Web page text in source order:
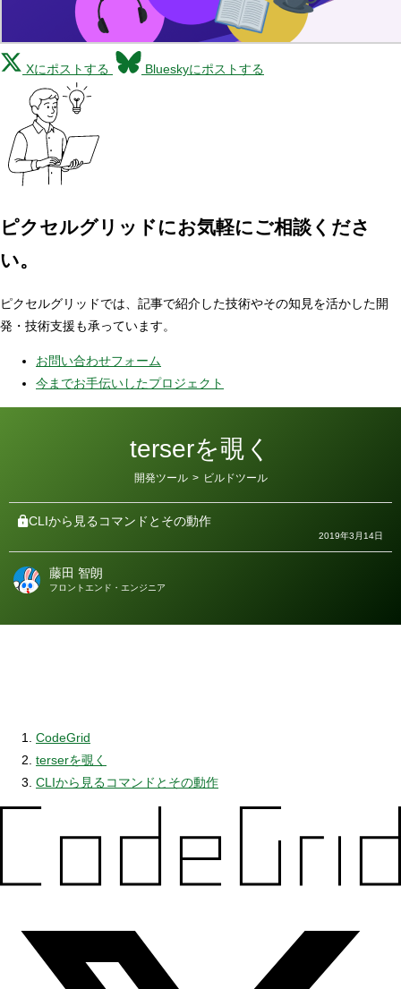
Xにポストする Blueskyにポストする
ピクセルグリッドにお気軽にご相談くださ
い。
ピクセルグリッドでは、記事で紹介した技術やその知見を活かした開
発・技術支援も承っています。
お問い合わせフォーム
今までお手伝いしたプロジェクト
terserを覗く
カ
ゴ
リ
ー
開発ツール > ビルドツール
CLIから見るコマンドとその動作
2019年3月14日
著
藤田 智朗
フロントエンド・エンジニア
CodeGrid
terserを覗く
CLIから見るコマンドとその動作